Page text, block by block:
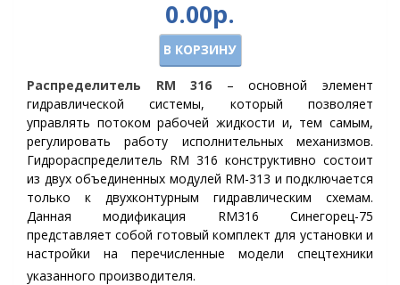
0.00р.
В КОРЗИНУ
Распределитель RM 316 – основной элемент
гидравлической системы, который позволяет
управлять потоком рабочей жидкости и, тем самым,
регулировать работу исполнительных механизмов.
Гидрораспределитель RM 316 конструктивно состоит
из двух объединенных модулей RM-313 и подключается
только к двухконтурным гидравлическим схемам.
Данная модификация RM316 Синегорец-75
представляет собой готовый комплект для установки и
настройки на перечисленные модели спецтехники
указанного производителя.